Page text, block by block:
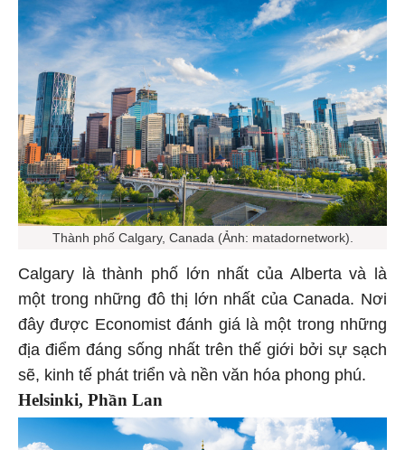
Thành phố Calgary, Canada (Ảnh: matadornetwork).
Calgary là thành phố lớn nhất của Alberta và là
một trong những đô thị lớn nhất của Canada. Nơi
đây được Economist đánh giá là một trong những
địa điểm đáng sống nhất trên thế giới bởi sự sạch
sẽ, kinh tế phát triển và nền văn hóa phong phú.
Helsinki, Phần Lan